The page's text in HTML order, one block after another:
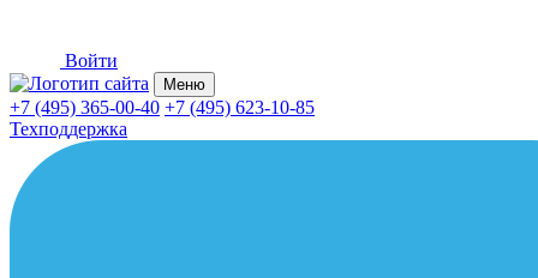
Войти
Меню
+7 (495) 365-00-40 +7 (495) 623-10-85
Техподдержка